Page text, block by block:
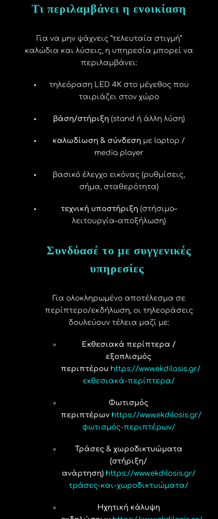
Τι περιλαμβάνει η ενοικίαση
Για να μην ψάχνεις “τελευταία στιγμή”
καλώδια και λύσεις, η υπηρεσία μπορεί να
περιλαμβάνει:
τηλεόραση LED 4K στο μέγεθος που
ταιριάζει στον χώρο
βάση/στήριξη (stand ή άλλη λύση)
καλωδίωση & σύνδεση με laptop /
media player
βασικό έλεγχο εικόνας (ρυθμίσεις,
σήμα, σταθερότητα)
τεχνική υποστήριξη (στήσιμο–
λειτουργία–αποξήλωση)
Συνδύασέ το με συγγενικές
υπηρεσίες
Για ολοκληρωμένο αποτέλεσμα σε
περίπτερο/εκδήλωση, οι τηλεοράσεις
δουλεύουν τέλεια μαζί με:
Εκθεσιακά περίπτερα /
εξοπλισμός
περιπτέρου https://www.ekdilosis.gr/
εκθεσιακά-περίπτερα/
Φωτισμός
περιπτέρων https://www.ekdilosis.gr/
φωτισμός-περιπτέρων/
Τράσες & χωροδικτυώματα
(στήριξη/
ανάρτηση) https://www.ekdilosis.gr/
τράσες-και-χωροδικτυώματα/
Ηχητική κάλυψη